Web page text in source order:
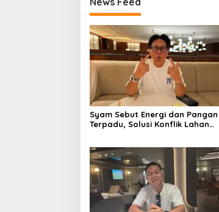
Syam Sebut Energi dan Pangan
Terpadu, Solusi Konflik Lahan